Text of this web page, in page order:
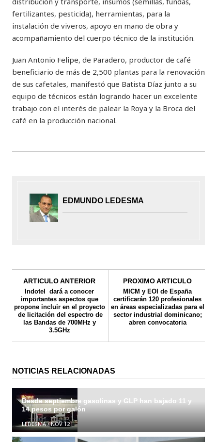
fertilizantes, pesticida), herramientas, para la
instalación de viveros, apoyo en mano de obra y
acompañamiento del cuerpo técnico de la institución.
Juan Antonio Felipe, de Paradero, productor de café
beneficiario de más de 2,500 plantas para la renovación
de sus cafetales, manifestó que Batista Díaz junto a su
equipo de técnicos están logrando hacer un excelente
trabajo con el interés de palear la Roya y la Broca del
café en la producción nacional.
EDMUNDO LEDESMA
ARTICULO ANTERIOR
Indotel dará a conocer
importantes aspectos que
propone incluir en el proyecto
de licitación del espectro de
las Bandas de 700MHz y
3.5GHz
PROXIMO ARTICULO
MICM y EOI de España
certificarán 120 profesionales
en áreas especializadas para el
sector industrial dominicano;
abren convocatoria
NOTICIAS RELACIONADAS
Desde septiembre gasolinas y GLP han bajado 11 y
14 pesos por galón
LEDESMA/NOV 12